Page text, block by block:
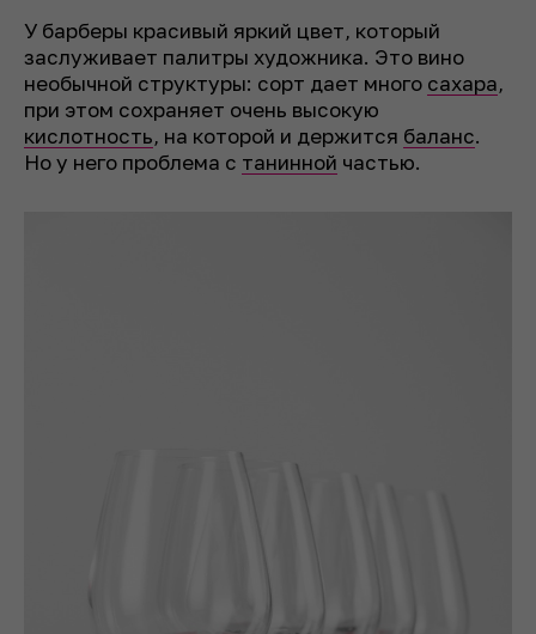
У барберы красивый яркий цвет, который
заслуживает палитры художника. Это вино
необычной структуры: сорт дает много сахара,
при этом сохраняет очень высокую
кислотность, на которой и держится баланс.
Но у него проблема с танинной частью.